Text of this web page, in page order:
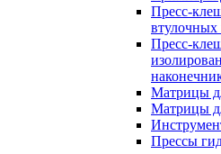
Пресс-
втулочных
Пресс-
Матрицы
Матрицы
Прессы